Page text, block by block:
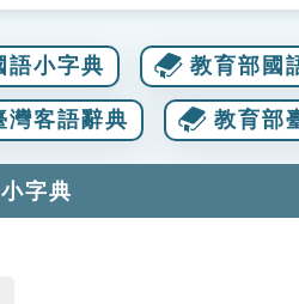
語小字典 教育部國
灣客語辭典 教育部
字典